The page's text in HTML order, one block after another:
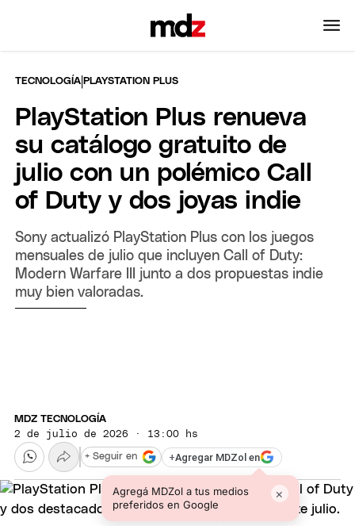
TECNOLOGÍA |PLAYSTATION PLUS
PlayStation Plus renueva
su catálogo gratuito de
julio con un polémico Call
of Duty y dos joyas indie
Sony actualizó PlayStation Plus con los juegos
mensuales de julio que incluyen Call of Duty:
Modern Warfare III junto a dos propuestas indie
muy bien valoradas.
MDZ TECNOLOGÍA
2 de julio de 2026 · 13:00 hs
+Agregar MDZol en
Agregá MDZol a tus medios
preferidos en Google
×
+ Seguir en